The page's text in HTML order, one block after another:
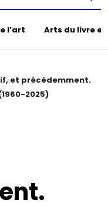
l’art Arts du livre
et précédemment.
2025)